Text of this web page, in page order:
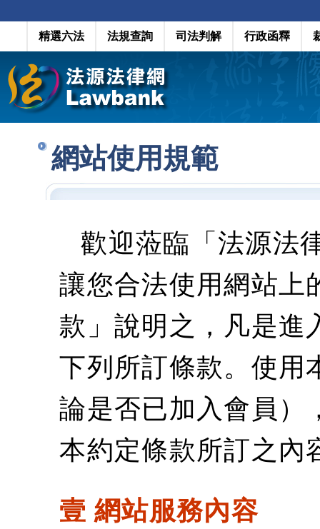
精選六法 法規查詢 司法判解 行政函釋
網站使用規範
歡迎蒞臨「法源法
讓您合法使用網站上
款」說明之，凡是進
下列所訂條款。使用
論是否已加入會員）
本約定條款所訂之內
壹 網站服務內容